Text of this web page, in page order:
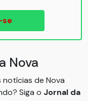
se
Nova
de Nova
Siga o Jornal da